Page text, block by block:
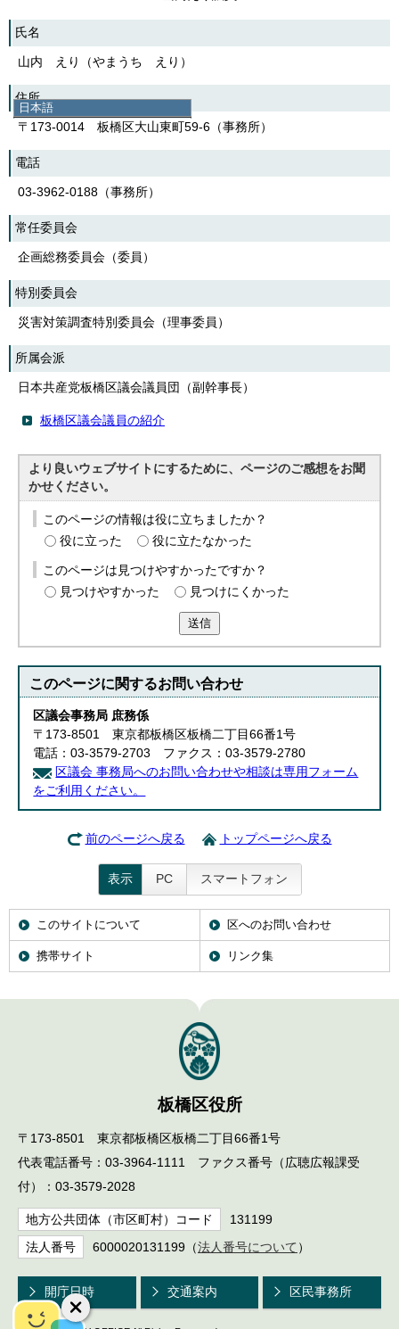
日本語
日本語
한국어
简体中文
繁體中文
氏名
山内 えり（やまうち えり）
住所
〒173-0014 板橋区大山東町59-6（事務所）
電話
03-3962-0188（事務所）
常任委員会
企画総務委員会（委員）
特別委員会
災害対策調査特別委員会（理事委員）
所属会派
日本共産党板橋区議会議員団（副幹事長）
板橋区議会議員の紹介
より良いウェブサイトにするために、ページのご感想をお聞
かせください。
このページの情報は役に立ちましたか？
役に立った
役に立たなかった
このページは見つけやすかったですか？
見つけやすかった
見つけにくかった
送信
このページに関するお問い合わせ
区議会事務局 庶務係
〒173-8501 東京都板橋区板橋二丁目66番1号
電話：03-3579-2703 ファクス：03-3579-2780
区議会 事務局へのお問い合わせや相談は専用フォーム
をご利用ください。
前のページへ戻る トップページへ戻る
表示 PC スマートフォン
このサイトについて 区へのお問い合わせ
携帯サイト リンク集
板橋区役所
〒173-8501 東京都板橋区板橋二丁目66番1号
代表電話番号：03-3964-1111 ファクス番号（広聴広報課受
付）：03-3579-2028
地方公共団体（市区町村）コード 131199
法人番号 6000020131199（法人番号について ）
開庁日時 交通案内 区民事務所